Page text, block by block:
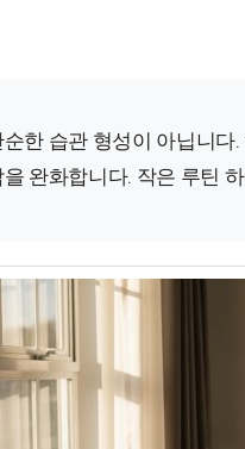
한 습관 형성이 아닙니
완화합니다. 작은 루틴